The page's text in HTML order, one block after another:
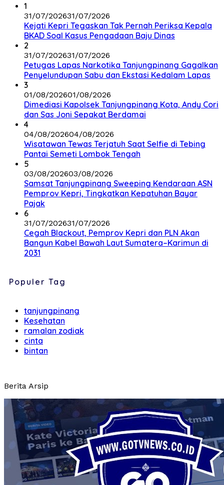
1
31/07/202631/07/2026
Kejati Kepri Tegaskan Tak Pernah Periksa Kepala
BKAD Soal Kasus Pengadaan Baju Dinas
2
31/07/202631/07/2026
Petugas Lapas Narkotika Tanjungpinang Gagalkan
Penyelundupan Sabu dan Ekstasi Kedalam Lapas
3
01/08/202601/08/2026
Dimediasi Kapolsek Tanjungpinang Kota, Andy Cori
dan Sas Joni Sepakat Berdamai
4
04/08/202604/08/2026
Wisatawan Tewas Terjatuh Saat Selfie di Tebing
Pantai Semeti Lombok Tengah
5
03/08/202603/08/2026
Samsat Tanjungpinang Sweeping Kendaraan ASN
Pemprov Kepri, Tingkatkan Kepatuhan Bayar
Pajak
6
31/07/202631/07/2026
Cegah Blackout, Pemprov Kepri dan PLN Akan
Bangun Kabel Bawah Laut Sumatera–Karimun di
2031
Populer Tag
tanjungpinang
Kesehatan
ramalan zodiak
cinta
bintan
Berita Arsip